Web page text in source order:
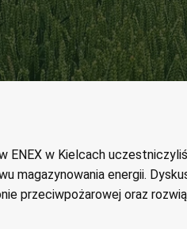
w Kielcach
magazynowania energii.
przeciwpożarowej oraz